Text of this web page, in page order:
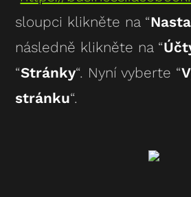
sloupci klikněte na “
následně klikněte na “
“Stránky“. Nyní vyberte “
stránku“.